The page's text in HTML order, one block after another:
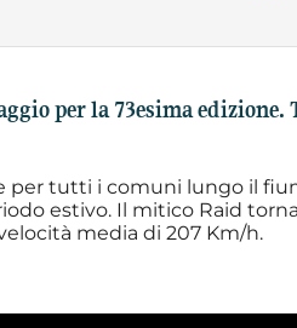
per la 73esima
per tutti i comuni lungo il
estivo. Il mitico Raid
media di 207 Km/h.